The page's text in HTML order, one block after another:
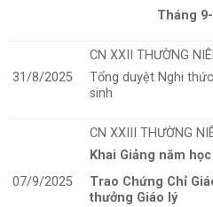
Tháng
31/8/2025
CN XXII THƯỜNG
Tổng duyệt Nghi
sinh
07/9/2025
CN XXIII THƯỜNG
Khai Giảng năm
Trao Chứng Chỉ
thưởng Giáo lý